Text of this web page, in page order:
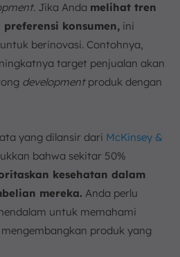
. Jika Anda melihat tren
konsumen, ini
berinovasi. Contohnya,
target penjualan akan
developmentproduk dengan
yang dilansir dari McKinsey &
bahwa sekitar 50%
kesehatan dalam
mereka. Anda perlu
untuk memahami
produk yang